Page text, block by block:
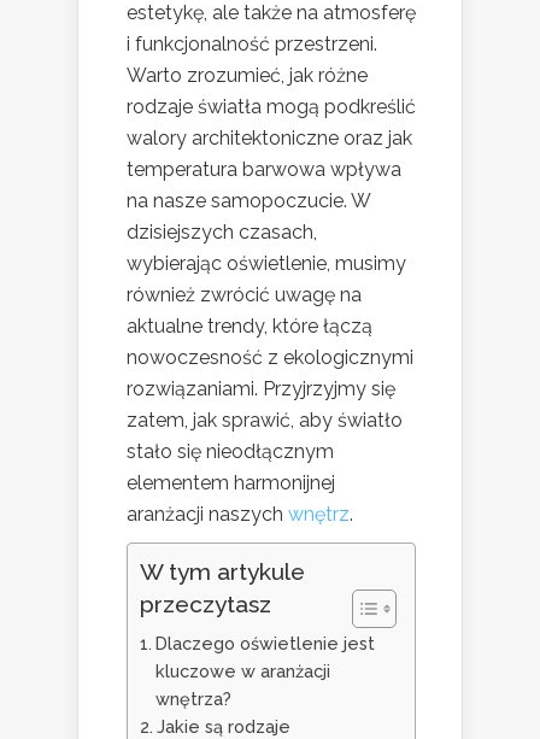
estetykę, ale także na atmosferę
i funkcjonalność przestrzeni.
Warto zrozumieć, jak różne
rodzaje światła mogą podkreślić
walory architektoniczne oraz jak
temperatura barwowa wpływa
na nasze samopoczucie. W
dzisiejszych czasach,
wybierając oświetlenie, musimy
również zwrócić uwagę na
aktualne trendy, które łączą
nowoczesność z ekologicznymi
rozwiązaniami. Przyjrzyjmy się
zatem, jak sprawić, aby światło
stało się nieodłącznym
elementem harmonijnej
aranżacji naszych wnętrz.
W tym artykule
przeczytasz
Dlaczego oświetlenie jest
kluczowe w aranżacji
wnętrza?
Jakie są rodzaje